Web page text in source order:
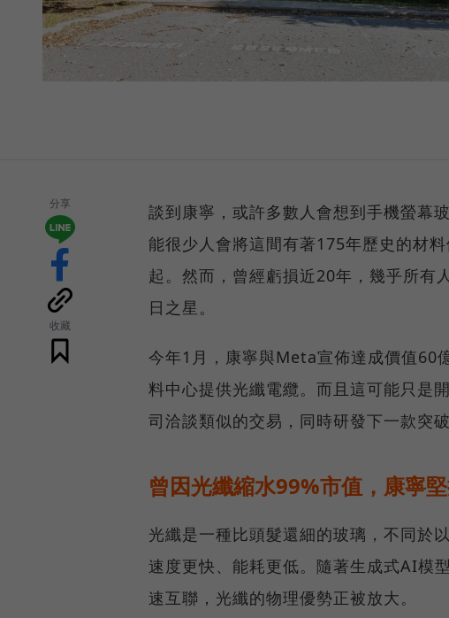
分享
收藏
談到康寧，或許多數人會想到手機螢幕
能很少人會將這間有著175年歷史的材
起。然而，曾經虧損近20年，幾乎所有
日之星。
今年1月，康寧與Meta宣佈達成價值60
料中心提供光纖電纜。而且這可能只是
司洽談類似的交易，同時研發下一款突
曾因光纖縮水99%市值，康寧
光纖是一種比頭髮還細的玻璃，不同於
速度更快、能耗更低。隨著生成式AI模
速互聯，光纖的物理優勢正被放大。